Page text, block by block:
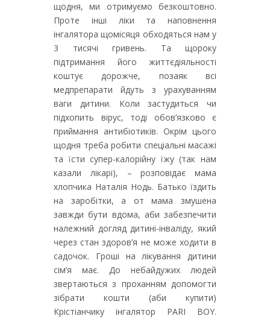
щодня, ми отримуємо безкоштовно.
Проте інші ліки та наповнення
інгалятора щомісяця обходяться нам у
3 тисячі гривень. Та щороку
підтримання його життєдіяльності
коштує дорожче, позаяк всі
медпрепарати йдуть з урахуванням
ваги дитини. Коли застудиться чи
підхопить вірус, тоді обов’язково є
приймання антибіотиків. Окрім цього
щодня треба робити спеціальні масажі
та їсти супер-калорійну їжу (так нам
казали лікарі), – розповідає мама
хлопчика Наталія Нодь. Батько їздить
на заробітки, а от мама змушена
завжди бути вдома, аби забезпечити
належний догляд дитині-інваліду, який
через стан здоров’я не може ходити в
садочок. Гроші на лікування дитини
сім’я має. До небайдужих людей
звертаються з проханням допомогти
зібрати кошти (аби купити)
Крістіанчику інгалятор PARI BOY.